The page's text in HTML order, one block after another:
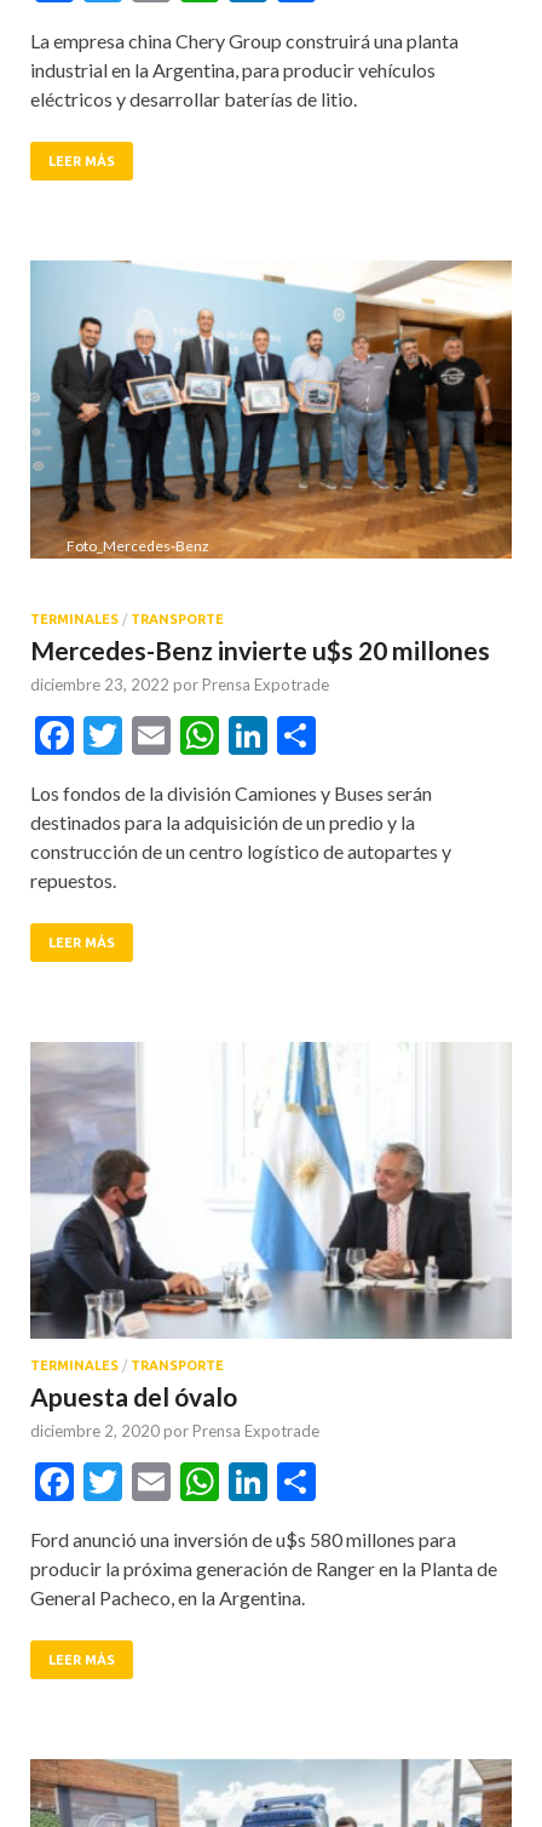
La empresa china Chery Group construirá una planta
industrial en la Argentina, para producir vehículos
eléctricos y desarrollar baterías de litio.
LEER MÁS
Foto_Mercedes-Benz
TERMINALES / TRANSPORTE
Mercedes-Benz invierte u$s 20 millones
diciembre 23, 2022 por Prensa Expotrade
Facebook
Twitter
EmailWhatsApp
LinkedIn
Los fondos de la división Camiones y Buses serán
destinados para la adquisición de un predio y la
construcción de un centro logístico de autopartes y
repuestos.
LEER MÁS
TERMINALES / TRANSPORTE
Apuesta del óvalo
diciembre 2, 2020 por Prensa Expotrade
Facebook
Twitter
EmailWhatsApp
LinkedIn
Ford anunció una inversión de u$s 580 millones para
producir la próxima generación de Ranger en la Planta de
General Pacheco, en la Argentina.
LEER MÁS